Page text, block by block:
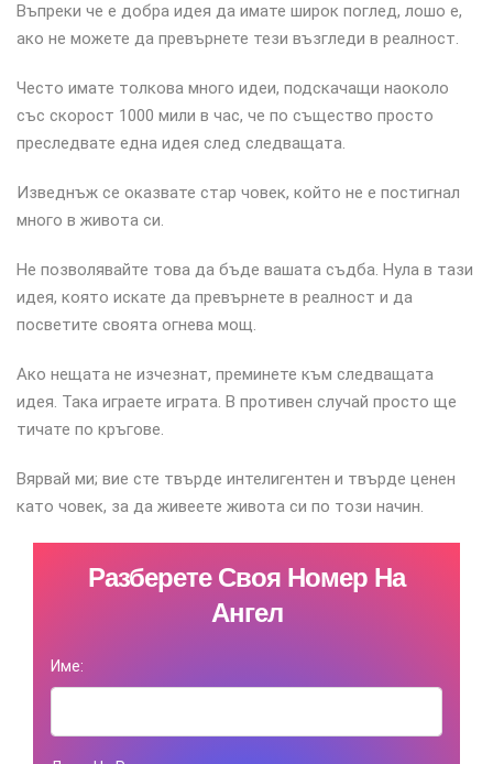
Въпреки че е добра идея да имате широк поглед, лошо е,
ако не можете да превърнете тези възгледи в реалност.
Често имате толкова много идеи, подскачащи наоколо
със скорост 1000 мили в час, че по същество просто
преследвате една идея след следващата.
Изведнъж се оказвате стар човек, който не е постигнал
много в живота си.
Не позволявайте това да бъде вашата съдба. Нула в тази
идея, която искате да превърнете в реалност и да
посветите своята огнева мощ.
Ако нещата не изчезнат, преминете към следващата
идея. Така играете играта. В противен случай просто ще
тичате по кръгове.
Вярвай ми; вие сте твърде интелигентен и твърде ценен
като човек, за да живеете живота си по този начин.
Разберете Своя Номер На
Ангел
Име: